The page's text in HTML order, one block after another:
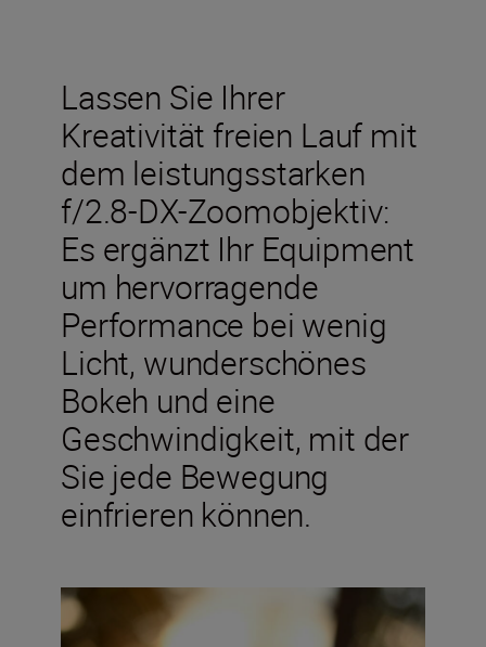
Lassen Sie Ihrer
Kreativität freien Lauf mit
dem leistungsstarken
f/2.8-DX-Zoomobjektiv:
Es ergänzt Ihr Equipment
um hervorragende
Performance bei wenig
Licht, wunderschönes
Bokeh und eine
Geschwindigkeit, mit der
Sie jede Bewegung
einfrieren können.